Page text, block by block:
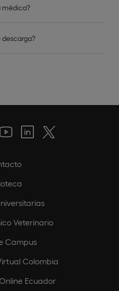
médica?
descarga?
Veterinario
Campus
Colombia
Ecuador